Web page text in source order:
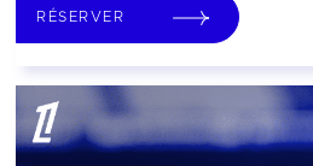
RÉSERVER